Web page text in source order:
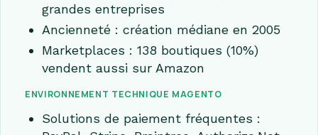
grandes entreprises
Ancienneté : création médiane en 2005
Marketplaces : 138 boutiques (10%)
vendent aussi sur Amazon
ENVIRONNEMENT TECHNIQUE MAGENTO
Solutions de paiement fréquentes :